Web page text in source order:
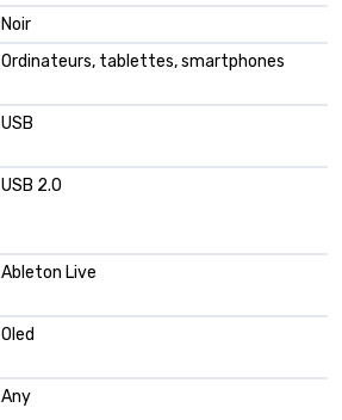
‎Noir
‎Ordinateurs, tablettes, smartphones
‎USB
‎USB 2.0
‎Ableton Live
‎Oled
‎Any